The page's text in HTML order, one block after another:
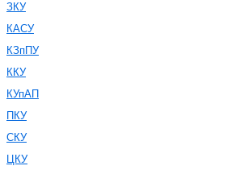
ЗКУ
КАСУ
КЗпПУ
ККУ
КУпАП
ПКУ
СКУ
ЦКУ